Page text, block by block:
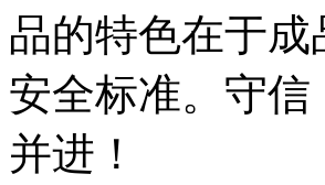
品的特色在于
安全标准。守
并进！